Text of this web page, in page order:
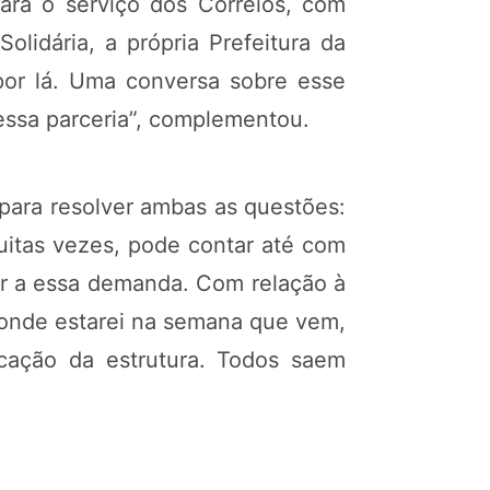
a própria Prefeitura da
lá. Uma conversa sobre esse
parceria”, complementou.
resolver ambas as questões:
vezes, pode contar até com
essa demanda. Com relação à
estarei na semana que vem,
da estrutura. Todos saem